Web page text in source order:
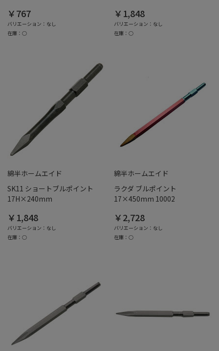
￥767
バリエーション：なし
在庫：○
￥1,848
バリエーション：なし
在庫：○
綿半ホームエイド
SK11 ショートブルポイント
17H×240mm
￥1,848
バリエーション：なし
在庫：○
綿半ホームエイド
ラクダ ブルポイント
17×450mm 10002
￥2,728
バリエーション：なし
在庫：○